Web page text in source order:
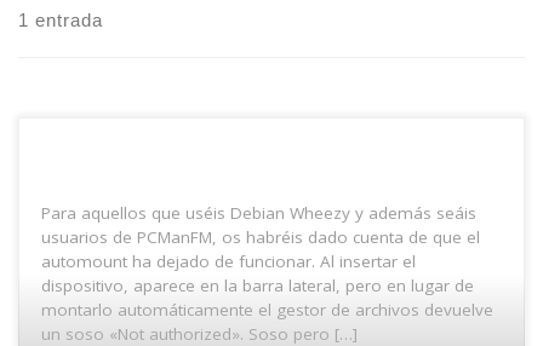
1 entrada
Para aquellos que uséis Debian Wheezy y además seáis
usuarios de PCManFM, os habréis dado cuenta de que el
automount ha dejado de funcionar. Al insertar el
dispositivo, aparece en la barra lateral, pero en lugar de
montarlo automáticamente el gestor de archivos devuelve
un soso «Not authorized». Soso pero […]